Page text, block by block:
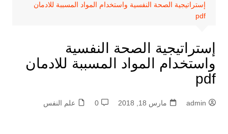
إستراتيجية الصحة النفسية واستخدام المواد المسببة للادمان
pdf
إستراتيجية الصحة النفسية
واستخدام المواد المسببة للادمان
pdf
admin مارس 18, 2018 0 علم النفس